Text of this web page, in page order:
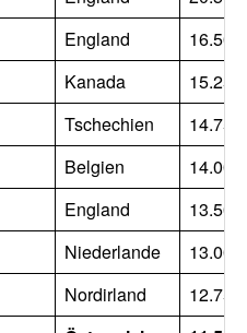
England
16.500
Kanada
15.250
Tschechien
14.750
Belgien
14.000
England
13.500
Niederlande
13.000
Nordirland
12.750